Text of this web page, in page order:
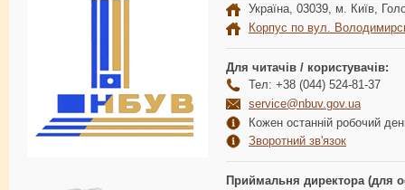
Україна, 03039, м. Київ,
Корпус по вул.
Для читачів / користувачів:
Тел: +38 (044) 524-81-37
service@nbuv.gov.ua
Кожен останній робочий
Зворотний зв'язок
Приймальня директора (для